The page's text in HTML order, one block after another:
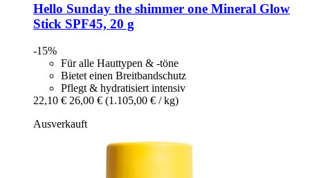
Hello Sunday the shimmer one Mineral Glow
Stick SPF45, 20 g
-15%
Für alle Hauttypen & -töne
Bietet einen Breitbandschutz
Pflegt & hydratisiert intensiv
22,10 € 26,00 € (1.105,00 € / kg)
Ausverkauft